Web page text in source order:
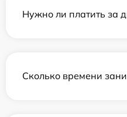
Нужно ли платить за
Сколько времени